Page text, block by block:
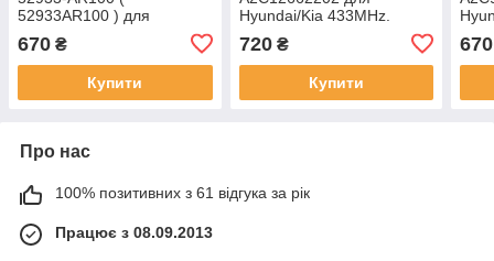
52933AR100 ) для
670 ₴
Купити
Hyundai/Kia 433MHz.
720₴
Купити
670
Про нас
100% позитивних з 61 відгука за рік
Працює з 08.09.2013